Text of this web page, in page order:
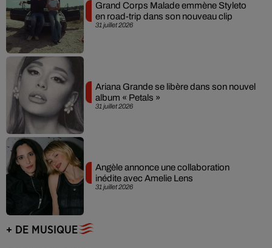
31 juillet 2026
Grand Corps Malade emmène Styleto
en road-trip dans son nouveau clip
31 juillet 2026
Ariana Grande se libère dans son nouvel
album « Petals »
31 juillet 2026
Angèle annonce une collaboration
inédite avec Amelie Lens
+ DE MUSIQUE